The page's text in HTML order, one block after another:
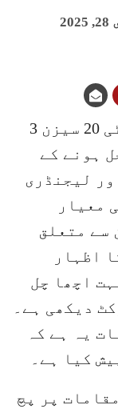
دبئی (سپورٹس ڈیسک) آئی ایل ٹی 20 سیزن 3
ہونے کے
لیجنڈری
معیار
سے متعلق
اظہار
اچھا چل
دیکھی ہے۔
یہ ہے کہ
کیا ہے۔
پر پچ